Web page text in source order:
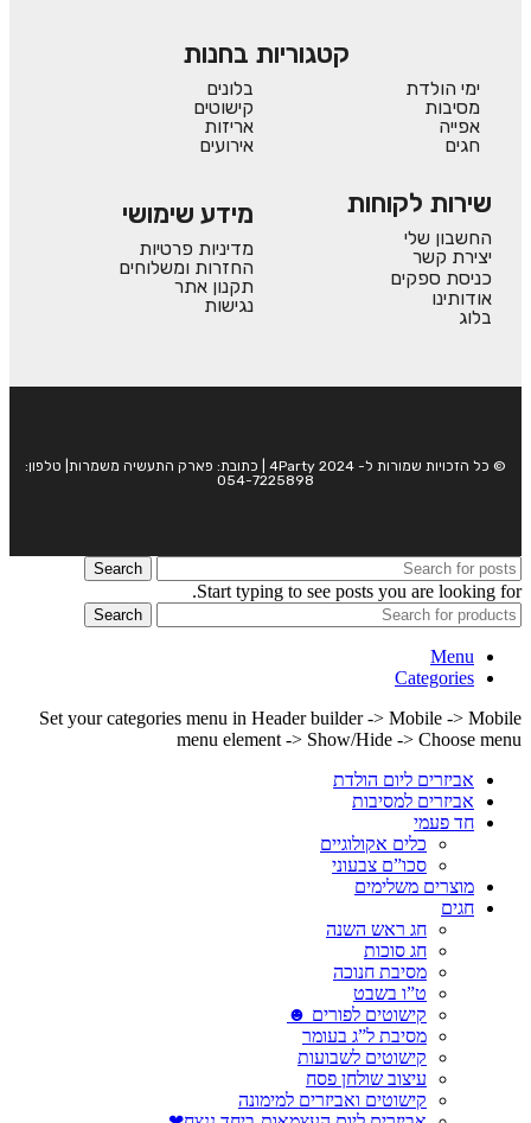
קטגוריות בחנות
ימי הולדת
מסיבות
אפייה
חגים
בלונים
קישוטים
אריזות
אירועים
שירות לקוחות
החשבון שלי
יצירת קשר
כניסת ספקים
אודותינו
בלוג
מידע שימושי
מדיניות פרטיות
החזרות ומשלוחים
תקנון אתר
נגישות
© כל הזכויות שמורות ל- 4Party 2024 | כתובת: פארק התעשיה משמרות| טלפון:
054-7225898
Search
Start typing to see posts you are looking for.
Search
Menu
Categories
Set your categories menu in Header builder -> Mobile -> Mobile
menu element -> Show/Hide -> Choose menu
אביזרים ליום הולדת
אביזרים למסיבות
חד פעמי
כלים אקולוגיים
סכו”ם צבעוני
מוצרים משלימים
חגים
חג ראש השנה
חג סוכות
מסיבת חנוכה
ט”ו בשבט
קישוטים לפורים ☻
מסיבת ל”ג בעומר
קישוטים לשבועות
עיצוב שולחן פסח
קישוטים ואביזרים למימונה